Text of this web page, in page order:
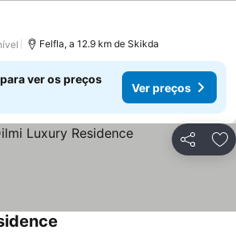
Felfla, a 12.9 km de Skikda
ver os preços
Ver preços
Partilhar